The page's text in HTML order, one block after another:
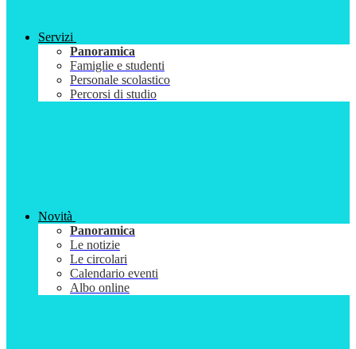
Servizi
Panoramica
Famiglie e studenti
Personale scolastico
Percorsi di studio
Novità
Panoramica
Le notizie
Le circolari
Calendario eventi
Albo online